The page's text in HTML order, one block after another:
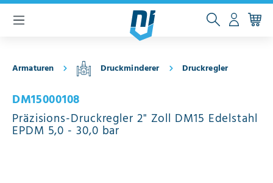
springen
Armaturen Druckminderer Druckregler
DM15000108
Präzisions-Druckregler 2" Zoll DM15 Edelstahl
EPDM 5,0 - 30,0 bar